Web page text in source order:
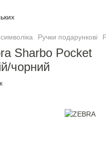
Ручки подарункові
Sharbo Pocket
чорний